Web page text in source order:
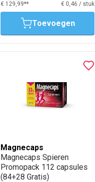
€ 129,99** € 0,46 / stuk
Toevoegen
Magnecaps
Magnecaps Spieren
Promopack 112 capsules
(84+28 Gratis)